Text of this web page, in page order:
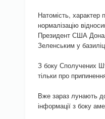
Натомість, характер
нормалізацію
Президент США
Зеленським у
З боку Сполучених
тільки про
Вже зараз лунають
інформації з боку